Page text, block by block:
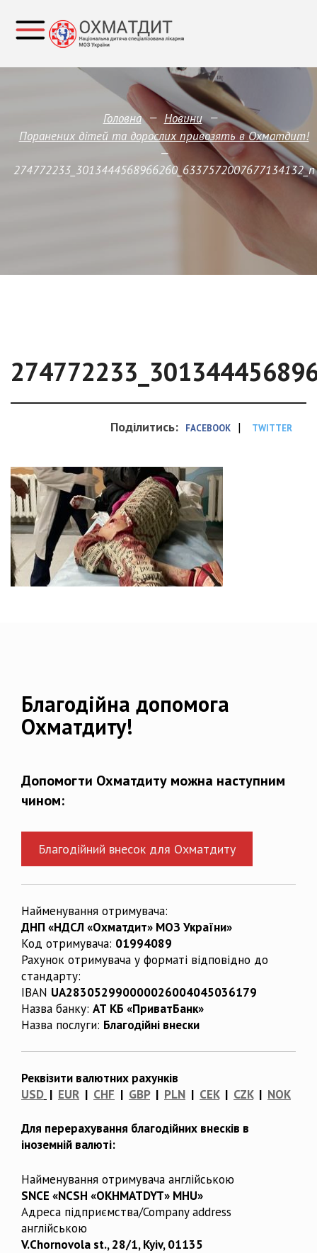
Головна — Новини —
Поранених дітей та дорослих привозять в Охматдит!
—
274772233_3013444568966260_6337572007677134132_n
Поділитись: FACEBOOK | TWITTER
Благодійна допомога
Охматдиту!
Допомогти Охматдиту можна наступним
чином:
Благодійний внесок для Охматдиту
Найменування отримувача:
ДНП «НДСЛ «Охматдит» МОЗ України»
Код отримувача: 01994089
Рахунок отримувача у форматі відповідно до
стандарту:
IBAN UA283052990000026004045036179
Назва банку: АТ КБ «ПриватБанк»
Назва послуги: Благодійні внески
Реквізити валютних рахунків
USD | EUR | CHF | GBP| PLN | CEK| CZK| NOK
Для перерахування благодійних внесків в
іноземній валюті:
Найменування отримувача англійською
SNCE «NCSH «OKHMATDYT» MHU»
Адреса підприємства/Company address
англійською
V.Chornovola st., 28/1, Kyiv, 01135